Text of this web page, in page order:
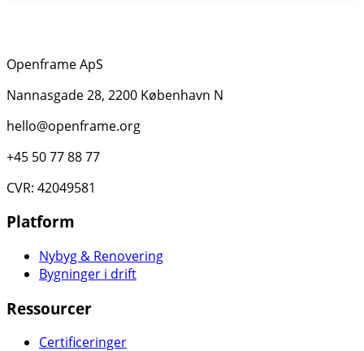
Openframe ApS
Nannasgade 28, 2200 København N
hello@openframe.org
+45 50 77 88 77
CVR: 42049581
Platform
Nybyg & Renovering
Bygninger i drift
Ressourcer
Certificeringer